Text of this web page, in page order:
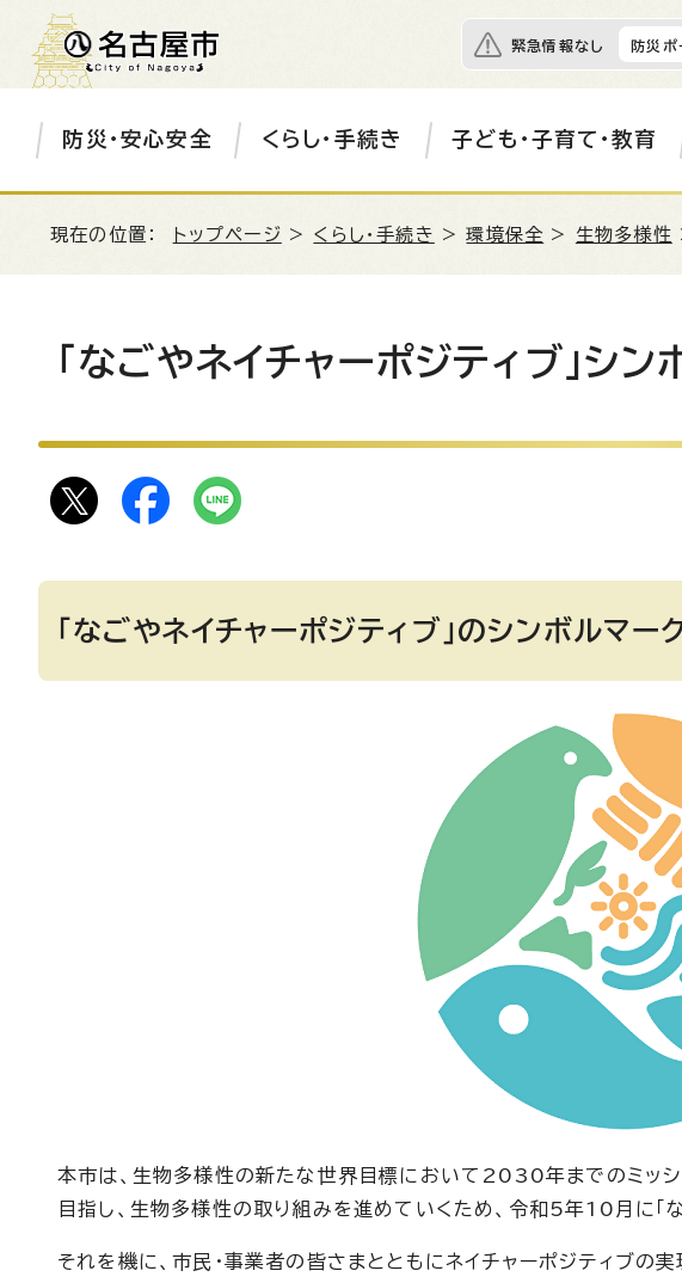
緊急情報なし 防災ポ
防災・安心安全 くらし・手続き 子ども・子育て・教育
現在の位置： トップページ > くらし・手続き >環境保全 > 生物多様性
「なごやネイチャーポジティブ」シ
「なごやネイチャーポジティブ」のシンボルマー
本市は、生物多様性の新たな世界目標において2030年までのミッシ
目指し、生物多様性の取り組みを進めていくため、令和5年10月に「
それを機に、市民・事業者の皆さまとともにネイチャーポジティブの